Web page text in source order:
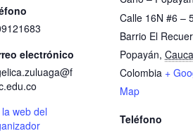
electrónico
web del
Calle 16N #6 –
Barrio El
Popayán, Cauca
Colombia +
Map
Teléfono